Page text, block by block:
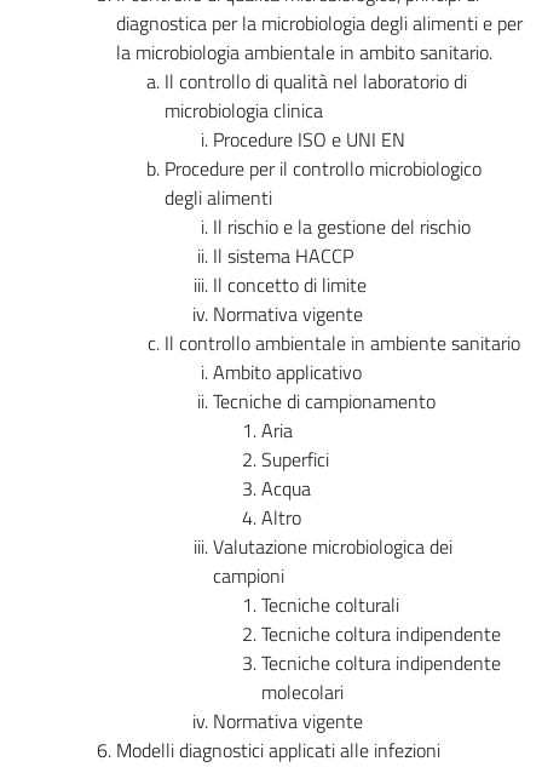
diagnostica per la microbiologia degli alimenti e per
la microbiologia ambientale in ambito sanitario.
Il controllo di qualità nel laboratorio di
microbiologia clinica
Procedure ISO e UNI EN
Procedure per il controllo microbiologico
degli alimenti
Il rischio e la gestione del rischio
Il sistema HACCP
Il concetto di limite
Normativa vigente
Il controllo ambientale in ambiente sanitario
Ambito applicativo
Tecniche di campionamento
Aria
Superfici
Acqua
Altro
Valutazione microbiologica dei
campioni
Tecniche colturali
Tecniche coltura indipendente
Tecniche coltura indipendente
molecolari
Normativa vigente
Modelli diagnostici applicati alle infezioni